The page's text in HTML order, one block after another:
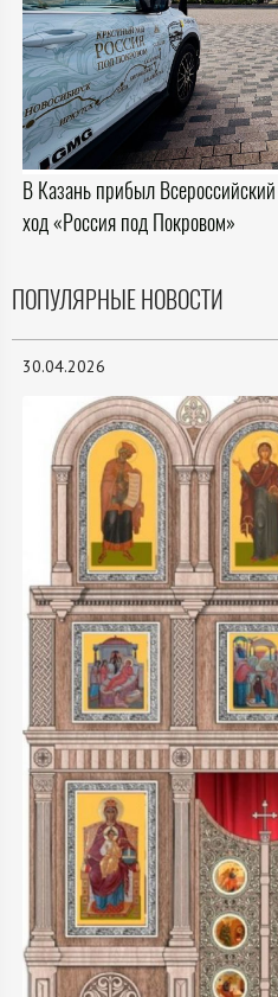
В Казань прибыл
ход «Россия под Покровом»
ПОПУЛЯРНЫЕ НОВОСТИ
30.04.2026